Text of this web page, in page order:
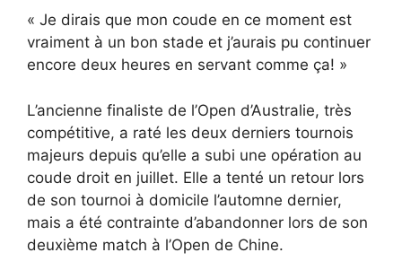
« Je dirais que mon coude en ce moment est
vraiment à un bon stade et j’aurais pu continuer
encore deux heures en servant comme ça! »
L’ancienne finaliste de l’Open d’Australie, très
compétitive, a raté les deux derniers tournois
majeurs depuis qu’elle a subi une opération au
coude droit en juillet. Elle a tenté un retour lors
de son tournoi à domicile l’automne dernier,
mais a été contrainte d’abandonner lors de son
deuxième match à l’Open de Chine.